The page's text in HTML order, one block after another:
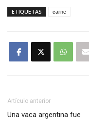
ETIQUETAS carne
Artículo anterior
Una vaca argentina fue